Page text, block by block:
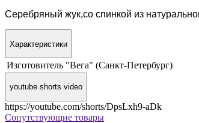
Серебряный жук,со спинкой из
Характеристики
Изготовитель "Вега" (Санкт-Петербург)
youtube shorts video
https://youtube.com/shorts/DpsLxh9-aDk
Сопутствующие товары